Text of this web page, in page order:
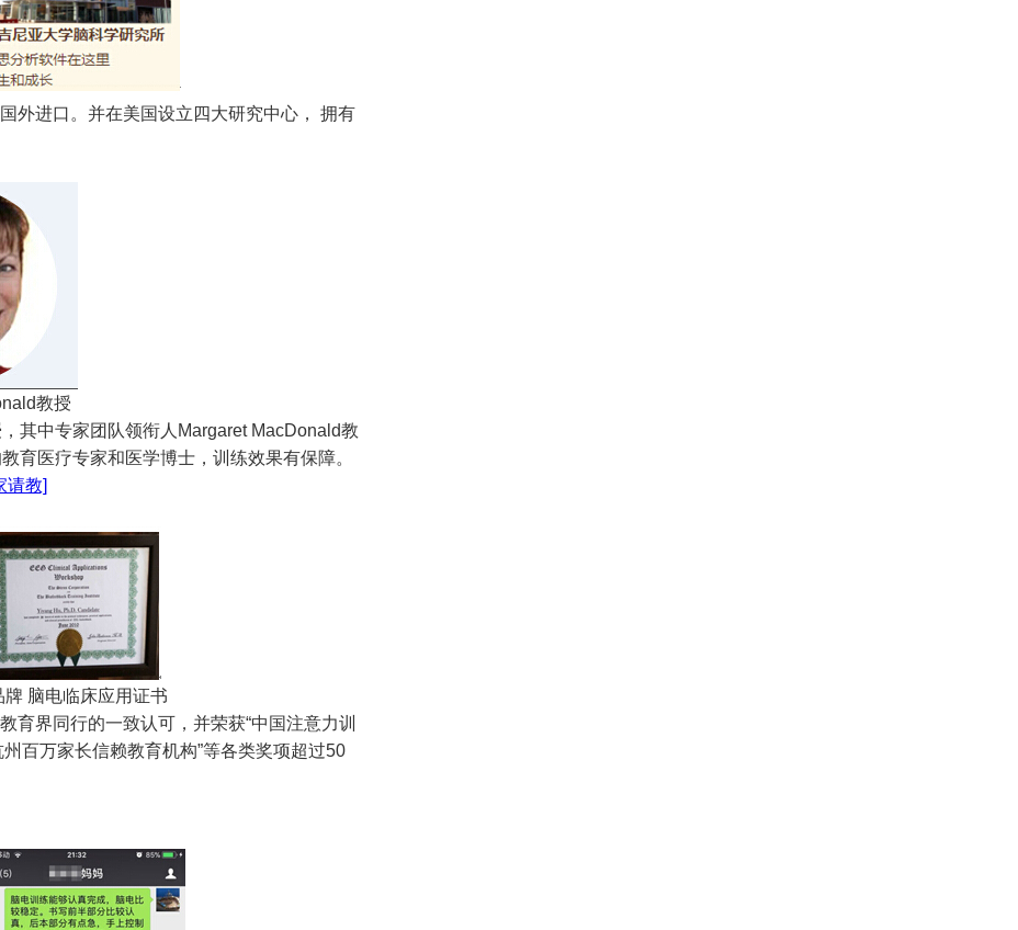
进口。并在美国设立四大研究中心， 拥有
教授
中专家团队领衔人Margaret MacDonald教
育医疗专家和医学博士，训练效果有保障。
请教]
脑电临床应用证书
界同行的一致认可，并荣获“中国注意力训
百万家长信赖教育机构”等各类奖项超过50